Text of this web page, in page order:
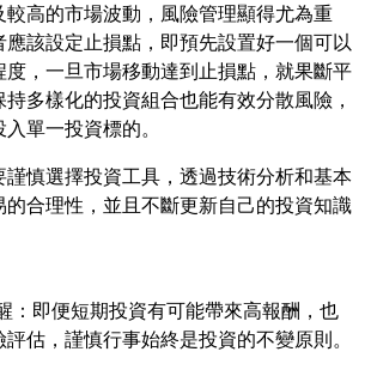
高的市場波動，風險管理顯得尤為重
該設定止損點，即預先設置好一個可以
，一旦市場移動達到止損點，就果斷平
多樣化的投資組合也能有效分散風險，
慎選擇投資工具，透過技術分析和基本
合理性，並且不斷更新自己的投資知識
即便短期投資有可能帶來高報酬，也